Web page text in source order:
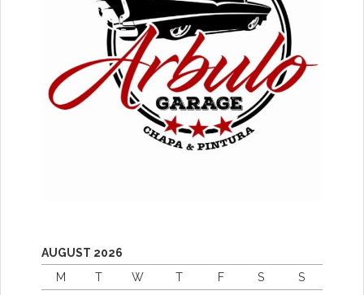
AUGUST 2026
M
T W T F S
S